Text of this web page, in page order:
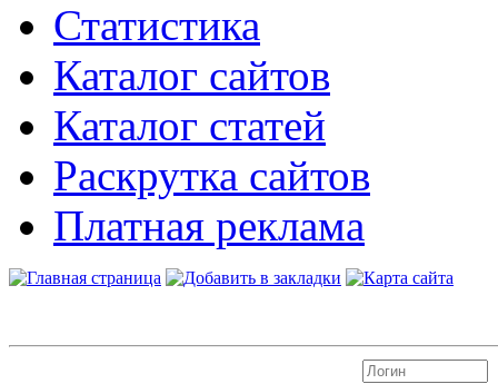
Статистика
Каталог сайтов
Каталог статей
Раскрутка сайтов
Платная реклама